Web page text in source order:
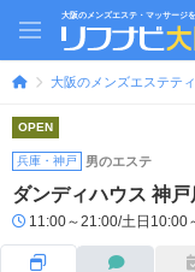
大阪のメンズエステ・マッサージ
大阪のメンズエステテ
OPEN
兵庫・神戸 男のエステ
ダンディハウス 神戸
11:00～21:00/土日10:00